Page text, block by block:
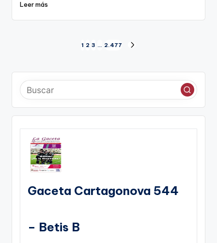
Leer más
Paginación
entradas
1 2 3 … 2.477
Gaceta Cartagonova 544
– Betis B